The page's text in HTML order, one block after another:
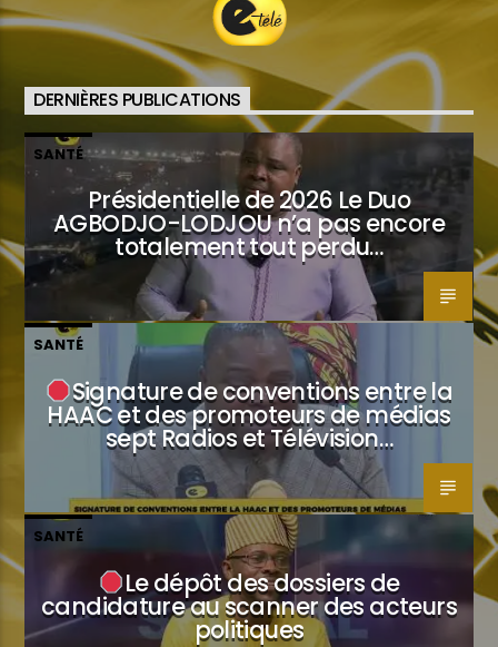
DERNIÈRES PUBLICATIONS
SANTÉ
Présidentielle de 2026 Le Duo
AGBODJO-LODJOU n’a pas encore
totalement tout perdu…
SANTÉ
Signature de conventions entre la
HAAC et des promoteurs de médias
sept Radios et Télévision…
SANTÉ
Le dépôt des dossiers de
candidature au scanner des acteurs
politiques